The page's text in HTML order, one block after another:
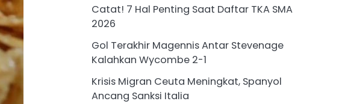
Catat! 7 Hal Penting Saat Daftar TKA SMA
2026
Gol Terakhir Magennis Antar Stevenage
Kalahkan Wycombe 2-1
Krisis Migran Ceuta Meningkat, Spanyol
Ancang Sanksi Italia